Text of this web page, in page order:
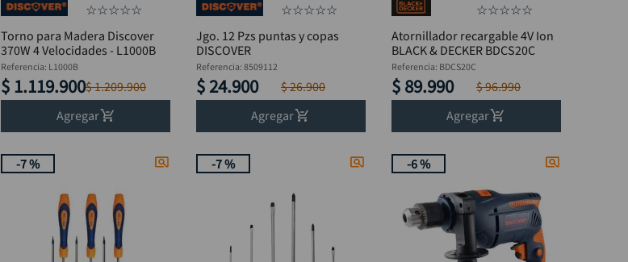
☆☆☆☆☆
Torno para Madera Discover
370W 4 Velocidades - L1000B
Referencia: L1000B
$ 1.119.900$1.209.900
Agregar
☆☆☆☆☆
Jgo. 12 Pzs puntas y copas
DISCOVER
Referencia: 8509112
$ 24.900 $26.900
Agregar
☆☆☆☆☆
Atornillador recargable 4V Ion
BLACK & DECKER BDCS20C
Referencia: BDCS20C
$ 89.990 $96.990
Agregar
-7 % -7 % -6 %